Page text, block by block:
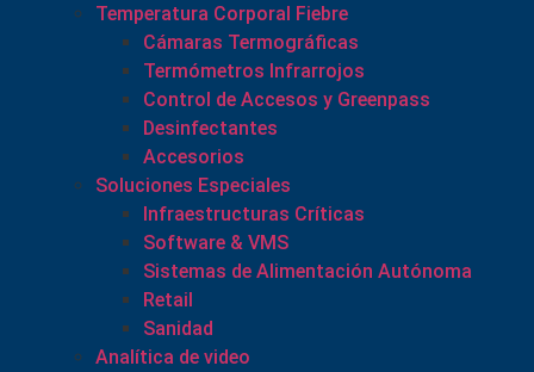
Temperatura Corporal Fiebre
Cámaras Termográficas
Termómetros Infrarrojos
Control de Accesos y Greenpass
Desinfectantes
Accesorios
Soluciones Especiales
Infraestructuras Críticas
Software & VMS
Sistemas de Alimentación Autónoma
Retail
Sanidad
Analítica de video